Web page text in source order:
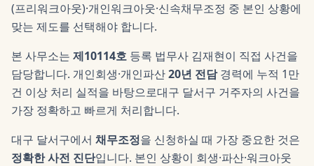
(프리워크아웃)·개인워크아웃·신속채무조정 중 본인 상황에
맞는 제도를 선택해야 합니다.
본 사무소는 제10114호 등록 법무사 김재현이 직접 사건을
담당합니다. 개인회생·개인파산20년 전담경력에 누적 1만
건 이상 처리 실적을 바탕으로대구 달서구 거주자의 사건을
가장 정확하고 빠르게 처리합니다.
대구 달서구에서 채무조정을 신청하실 때 가장 중요한 것은
정확한 사전 진단입니다. 본인 상황이 회생·파산·워크아웃